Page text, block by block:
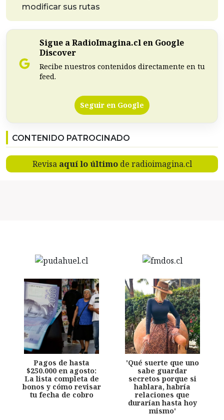
modificar sus rutas
Sigue a RadioImagina.cl en Google
Discover
Recibe nuestros contenidos directamente en tu
feed.
Seguir en Google
CONTENIDO PATROCINADO
Revisa aquí lo últimode radioimagina.cl
Pagos de hasta
$250.000 en agosto:
La lista completa de
bonos y cómo revisar
tu fecha de cobro
'Qué suerte que uno
sabe guardar
secretos porque si
hablara, habría
relaciones que
durarían hasta hoy
mismo'